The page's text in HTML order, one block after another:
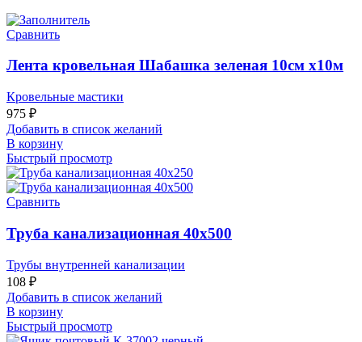
Сравнить
Лента кровельная Шабашка зеленая 10см х10м
Кровельные мастики
975 ₽
Добавить в список желаний
В корзину
Быстрый просмотр
Сравнить
Труба канализационная 40х500
Трубы внутренней канализации
108 ₽
Добавить в список желаний
В корзину
Быстрый просмотр